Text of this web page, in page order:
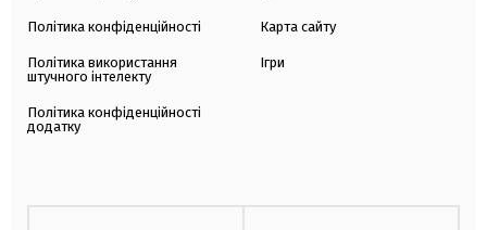
Політика конфіденційності
Політика використання
штучного інтелекту
Політика конфіденційності
додатку
Карта сайту
Ігри